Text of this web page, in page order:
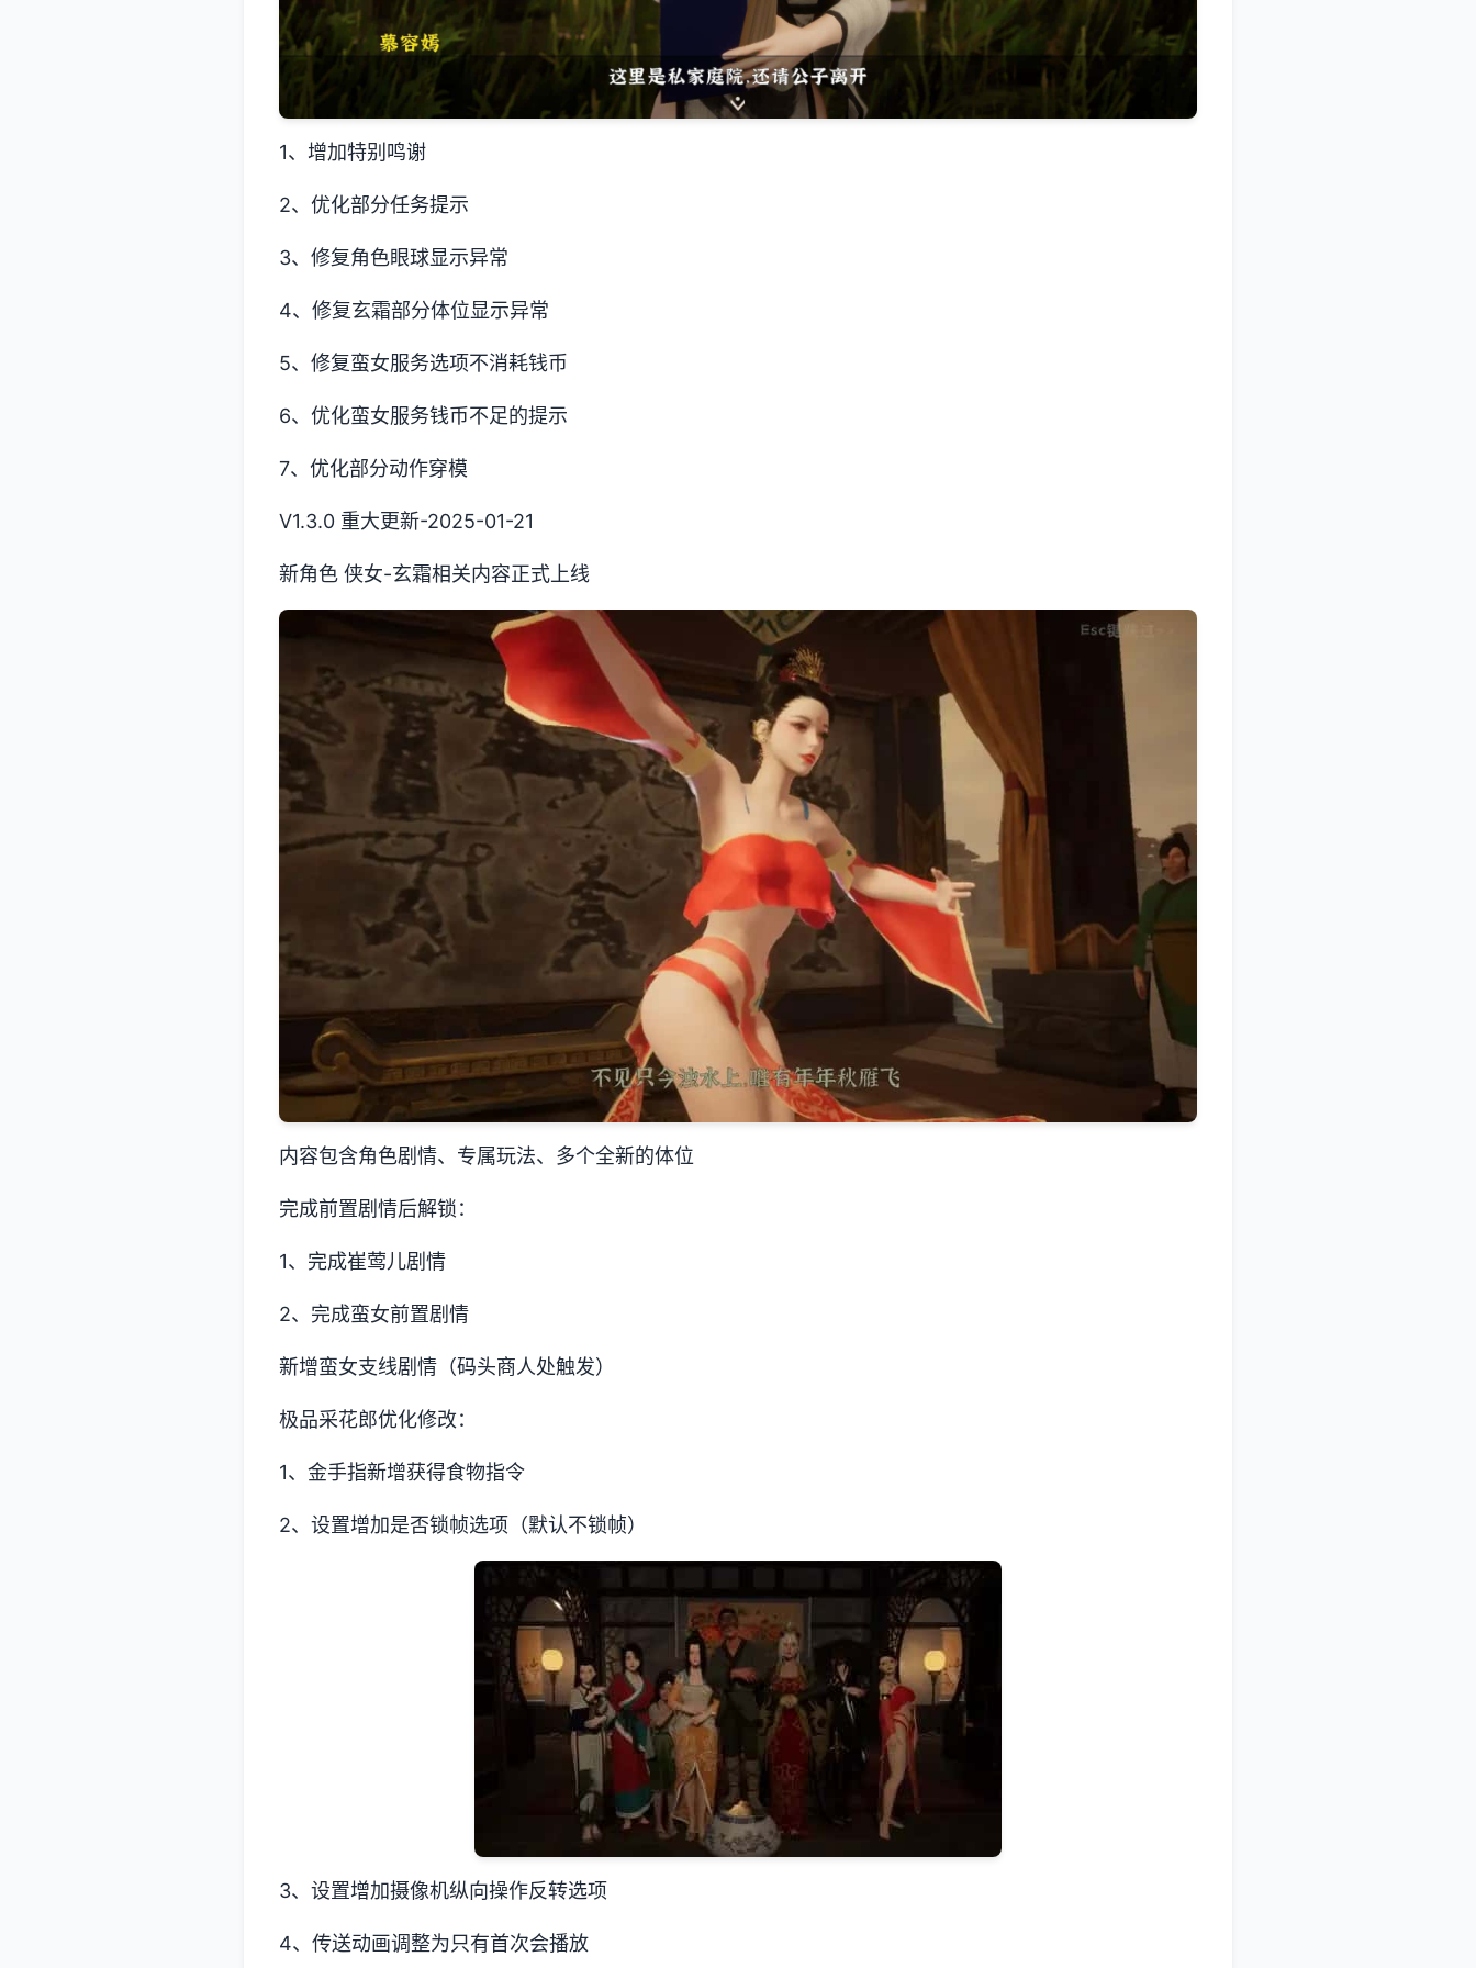
1、增加特别鸣谢
2、优化部分任务提示
3、修复角色眼球显示异常
4、修复玄霜部分体位显示异常
5、修复蛮女服务选项不消耗钱币
6、优化蛮女服务钱币不足的提示
7、优化部分动作穿模
V1.3.0 重大更新-2025-01-21
新角色 侠女-玄霜相关内容正式上线
内容包含角色剧情、专属玩法、多个全新的体位
完成前置剧情后解锁：
1、完成崔莺儿剧情
2、完成蛮女前置剧情
新增蛮女支线剧情（码头商人处触发）
极品采花郎优化修改：
1、金手指新增获得食物指令
2、设置增加是否锁帧选项（默认不锁帧）
3、设置增加摄像机纵向操作反转选项
4、传送动画调整为只有首次会播放